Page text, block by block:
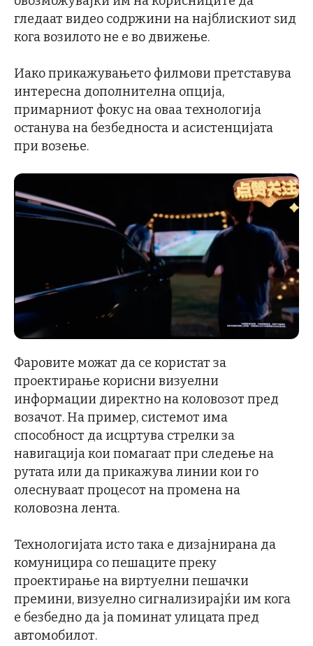
гледаат видео содржини на најблискиот ѕид
кога возилото не е во движење.
Иако прикажувањето филмови претставува
интересна дополнителна опција,
примарниот фокус на оваа технологија
останува на безбедноста и асистенцијата
при возење.
Фаровите можат да се користат за
проектирање корисни визуелни
информации директно на коловозот пред
возачот. На пример, системот има
способност да исцртува стрелки за
навигација кои помагаат при следење на
рутата или да прикажува линии кои го
олеснуваат процесот на промена на
коловозна лента.
Технологијата исто така е дизајнирана да
комуницира со пешаците преку
проектирање на виртуелни пешачки
премини, визуелно сигнализирајќи им кога
е безбедно да ја поминат улицата пред
автомобилот.